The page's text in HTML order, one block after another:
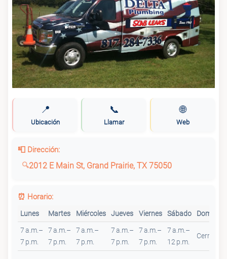
📍
Ubicación
📞
Llamar
🌐
Web
📮 Dirección:
2012 E Main St, Grand Prairie, TX 75050
⏰ Horario:
Lunes Martes Miércoles Jueves Viernes Sábado Domingo
7 a.m.–
7 p.m.
7 a.m.–
7 p.m.
7 a.m.–
7 p.m.
7 a.m.–
7 p.m.
7 a.m.–
7 p.m.
7 a.m.–
12 p.m.
Cerrado